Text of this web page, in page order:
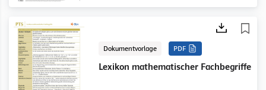
Dokumentvorlage PDF
Lexikon mathematischer Fachbegriffe